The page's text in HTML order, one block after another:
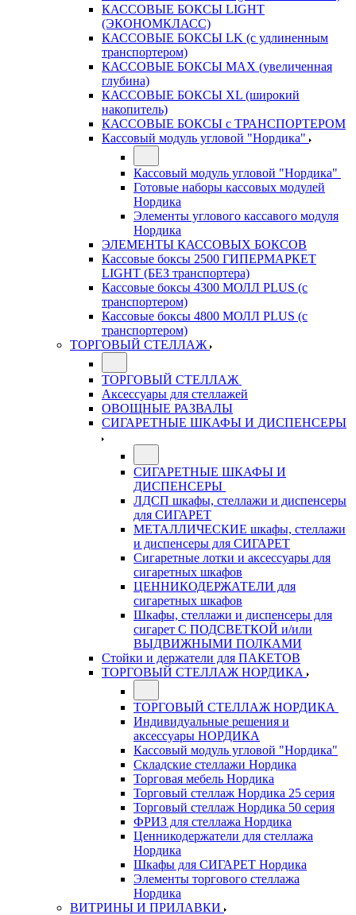
КАССОВЫЕ БОКСЫ LIGHT
(ЭКОНОМКЛАСС)
КАССОВЫЕ БОКСЫ LK (с удлиненным
транспортером)
КАССОВЫЕ БОКСЫ MAX (увеличенная
глубина)
КАССОВЫЕ БОКСЫ XL (широкий
накопитель)
КАССОВЫЕ БОКСЫ с ТРАНСПОРТЕРОМ
Кассовый модуль угловой "Нордика"
Кассовый модуль угловой "Нордика"
Готовые наборы кассовых модулей
Нордика
Элементы углового кассавого модуля
Нордика
ЭЛЕМЕНТЫ КАССОВЫХ БОКСОВ
Кассовые боксы 2500 ГИПЕРМАРКЕТ
LIGHT (БЕЗ транспортера)
Кассовые боксы 4300 МОЛЛ PLUS (с
транспортером)
Кассовые боксы 4800 МОЛЛ PLUS (с
транспортером)
ТОРГОВЫЙ СТЕЛЛАЖ
ТОРГОВЫЙ СТЕЛЛАЖ
Аксессуары для стеллажей
ОВОЩНЫЕ РАЗВАЛЫ
СИГАРЕТНЫЕ ШКАФЫ И ДИСПЕНСЕРЫ
СИГАРЕТНЫЕ ШКАФЫ И
ДИСПЕНСЕРЫ
ЛДСП шкафы, стеллажи и диспенсеры
для СИГАРЕТ
МЕТАЛЛИЧЕСКИЕ шкафы, стеллажи
и диспенсеры для СИГАРЕТ
Сигаретные лотки и аксессуары для
сигаретных шкафов
ЦЕННИКОДЕРЖАТЕЛИ для
сигаретных шкафов
Шкафы, стеллажи и диспенсеры для
сигарет С ПОДСВЕТКОЙ и/или
ВЫДВИЖНЫМИ ПОЛКАМИ
Стойки и держатели для ПАКЕТОВ
ТОРГОВЫЙ СТЕЛЛАЖ НОРДИКА
ТОРГОВЫЙ СТЕЛЛАЖ НОРДИКА
Индивидуальные решения и
аксессуары НОРДИКА
Кассовый модуль угловой "Нордика"
Складские стеллажи Нордика
Торговая мебель Нордика
Торговый стеллаж Нордика 25 серия
Торговый стеллаж Нордика 50 серия
ФРИЗ для стеллажа Нордика
Ценникодержатели для стеллажа
Нордика
Шкафы для СИГАРЕТ Нордика
Элементы торгового стеллажа
Нордика
ВИТРИНЫ И ПРИЛАВКИ